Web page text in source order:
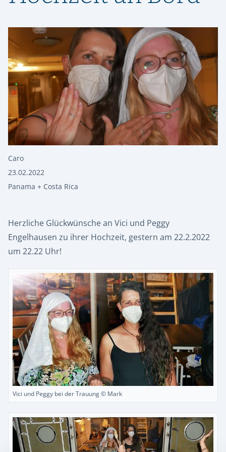
Caro
23.02.2022
Panama + Costa Rica
Herzliche Glückwünsche an Vici und Peggy
Engelhausen zu ihrer Hochzeit, gestern am 22.2.2022
um 22.22 Uhr!
Vici und Peggy bei der Trauung © Mark